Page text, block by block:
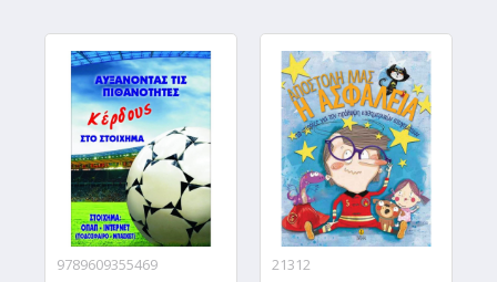
9789609355469
21312